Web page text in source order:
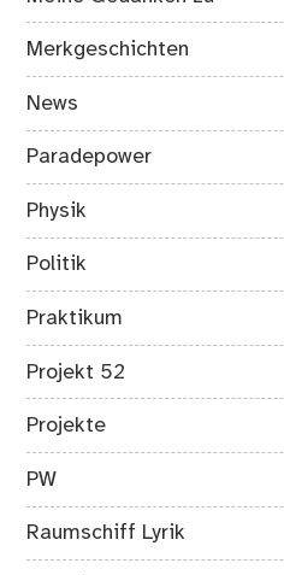
Merkgeschichten
News
Paradepower
Physik
Politik
Praktikum
Projekt 52
Projekte
PW
Raumschiff Lyrik